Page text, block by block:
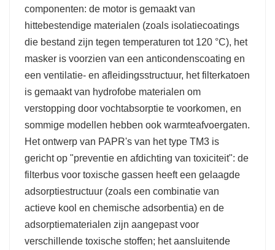
componenten: de motor is gemaakt van
hittebestendige materialen (zoals isolatiecoatings
die bestand zijn tegen temperaturen tot 120 °C), het
masker is voorzien van een anticondenscoating en
een ventilatie- en afleidingsstructuur, het filterkatoen
is gemaakt van hydrofobe materialen om
verstopping door vochtabsorptie te voorkomen, en
sommige modellen hebben ook warmteafvoergaten.
Het ontwerp van PAPR's van het type TM3 is
gericht op "preventie en afdichting van toxiciteit": de
filterbus voor toxische gassen heeft een gelaagde
adsorptiestructuur (zoals een combinatie van
actieve kool en chemische adsorbentia) en de
adsorptiematerialen zijn aangepast voor
verschillende toxische stoffen; het aansluitende